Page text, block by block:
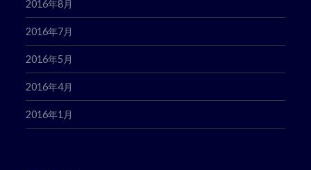
2016年8月
2016年7月
2016年5月
2016年4月
2016年1月